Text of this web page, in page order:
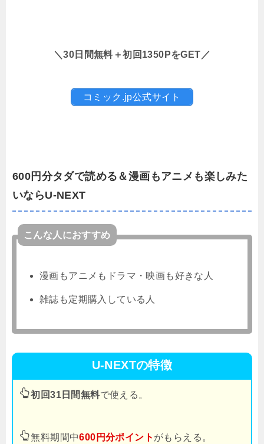
＼30日間無料＋初回1350PをGET／
コミック.jp公式サイト
600円分タダで読める＆漫画もアニメも楽しみた
いならU-NEXT
こんな人におすすめ
漫画もアニメもドラマ・映画も好きな人
雑誌も定期購入している人
U-NEXTの特徴
初回31日間無料で使える。
無料期間中600円分ポイント がもらえる。